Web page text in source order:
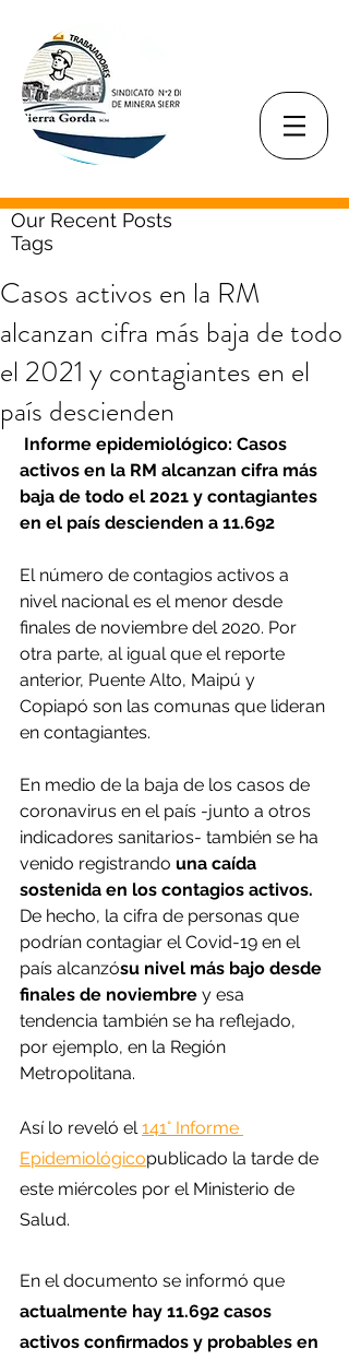
Our Recent Posts
Tags
Casos activos en la RM
alcanzan cifra más baja de todo
el 2021 y contagiantes en el
país descienden
activos en la RM alcanzan cifra más
baja de todo el 2021 y contagiantes
en el país descienden a 11.692
El número de contagios activos a
nivel nacional es el menor desde
finales de noviembre del 2020. Por
otra parte, al igual que el reporte
anterior, Puente Alto, Maipú y
Copiapó son las comunas que lideran
en contagiantes.
En medio de la baja de los casos de
coronavirus en el país -junto a otros
indicadores sanitarios- también se ha
venido registrando una caída
sostenida en los contagios activos.
De hecho, la cifra de personas que
podrían contagiar el Covid-19 en el
país alcanzósu nivel más bajo desde
finales de noviembre y esa
tendencia también se ha reflejado,
por ejemplo, en la Región
Metropolitana.
Así lo reveló el 141° Informe
Epidemiológicopublicado la tarde de
este miércoles por el Ministerio de
Salud.
En el documento se informó que
actualmente hay 11.692 casos
activos confirmados y probables en